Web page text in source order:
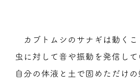
カブトムシのサナギは動くこ
虫に対して音や振動を発信して
自分の体液と土で固めただけ